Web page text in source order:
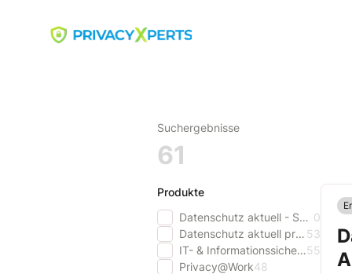
Go to landing page.
Suchergebnisse
61
Produkte
Datenschutz aktuell - Schweiz 0
Datenschutz aktuell professional 53
IT- & Informationssicherheit Update55
Privacy@Work48